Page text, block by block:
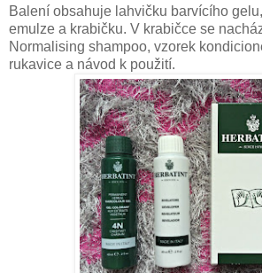
Balení obsahuje lahvičku barvícího
emulze a krabičku. V krabičce se
Normalising shampoo, vzorek
rukavice a návod k použití.